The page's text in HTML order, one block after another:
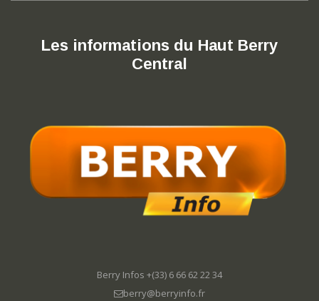
Les informations du Haut Berry
Central
Berry Infos +(33) 6 66 62 22 34
berry@berryinfo.fr